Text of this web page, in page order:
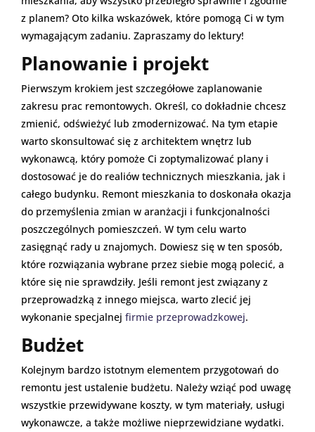
z planem? Oto kilka wskazówek, które pomogą Ci w tym
wymagającym zadaniu. Zapraszamy do lektury!
Planowanie i projekt
Pierwszym krokiem jest szczegółowe zaplanowanie
zakresu prac remontowych. Określ, co dokładnie chcesz
zmienić, odświeżyć lub zmodernizować. Na tym etapie
warto skonsultować się z architektem wnętrz lub
wykonawcą, który pomoże Ci zoptymalizować plany i
dostosować je do realiów technicznych mieszkania, jak i
całego budynku. Remont mieszkania to doskonała okazja
do przemyślenia zmian w aranżacji i funkcjonalności
poszczególnych pomieszczeń. W tym celu warto
zasięgnąć rady u znajomych. Dowiesz się w ten sposób,
które rozwiązania wybrane przez siebie mogą polecić, a
które się nie sprawdziły. Jeśli remont jest związany z
przeprowadzką z innego miejsca, warto zlecić jej
wykonanie specjalnej firmie przeprowadzkowej.
Budżet
Kolejnym bardzo istotnym elementem przygotowań do
remontu jest ustalenie budżetu. Należy wziąć pod uwagę
wszystkie przewidywane koszty, w tym materiały, usługi
wykonawcze, a także możliwe nieprzewidziane wydatki.